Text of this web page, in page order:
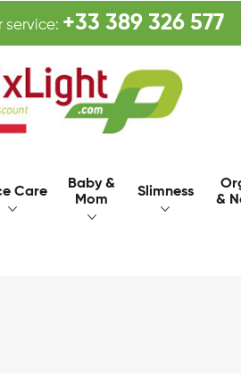
service: +33 389 326 577
Care
Baby &
Mom
Slimness
&